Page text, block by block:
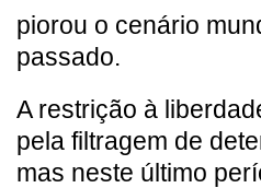
piorou o cenário
passado.
A restrição à
pela filtragem de
mas neste último